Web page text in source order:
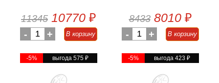
11345 10770 ₽
- 1 + В корзину
-5% выгода 575 ₽
8433 8010 ₽
- 1 + В корзину
-5% выгода 423 ₽